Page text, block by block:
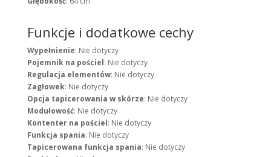
Funkcje i dodatkowe cechy
Wypełnienie: Nie dotyczy
Pojemnik na pościel: Nie dotyczy
Regulacja elementów: Nie dotyczy
Zagłowek: Nie dotyczy
Opcja tapicerowania w skórze: Nie dotyczy
Modułowość: Nie dotyczy
Kontenter na pościel: Nie dotyczy
Funkcja spania: Nie dotyczy
Tapicerowana funkcja spania: Nie dotyczy